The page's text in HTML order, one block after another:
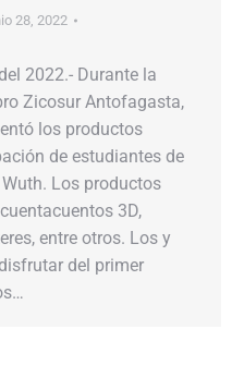
28, 2022
2022.- Durante la
Zicosur Antofagasta,
los productos
de estudiantes de
Los productos
3D,
entre otros. Los y
del primer